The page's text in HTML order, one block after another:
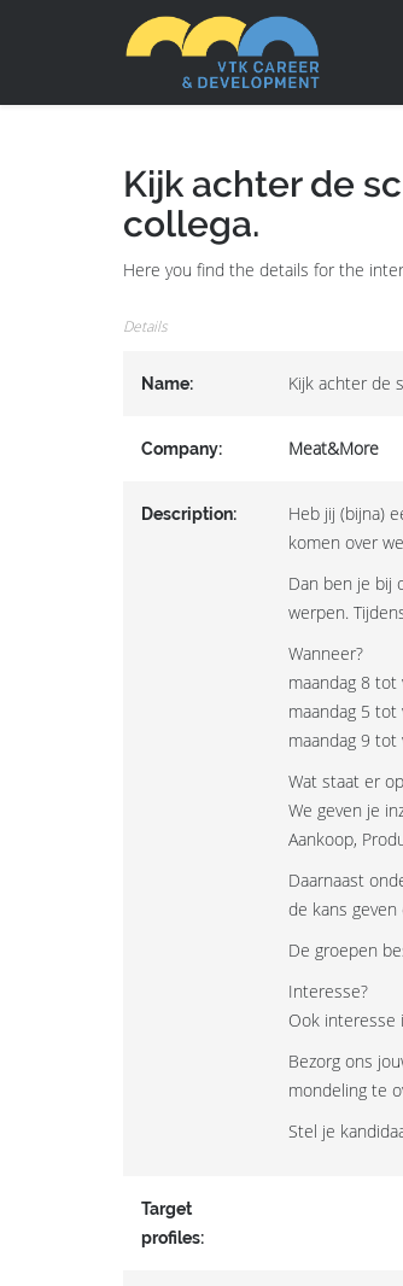
Kijk achter de
collega.
Here you find the details for the
Details
Name: Kijk achter de
Company: Meat&More
Description:
Heb jij (bijna)
komen over
Dan ben je bij
werpen.
Wanneer?
maandag 8 tot
maandag 5 tot
maandag 9
Wat staat er
We geven je
Aankoop,
Daarnaast
de kans
De groepen
Interesse?
Ook interesse
Bezorg ons
mondeling te
Stel je
Target
profiles: